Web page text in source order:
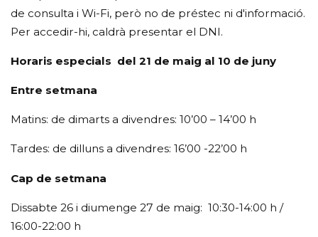
de consulta i Wi-Fi, però no de préstec ni d'informació.
Per accedir-hi, caldrà presentar el DNI.
Horaris especials del 21 de maig al 10 de juny
Entre setmana
Matins: de dimarts a divendres: 10’00 – 14’00 h
Tardes: de dilluns a divendres: 16’00 -22’00 h
Cap de setmana
Dissabte 26 i diumenge 27 de maig: 10:30-14:00 h /
16:00-22:00 h